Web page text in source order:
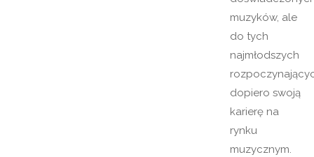
muzyków, ale
do tych
najmłodszych
dopiero swoją
karierę na
rynku
muzycznym.